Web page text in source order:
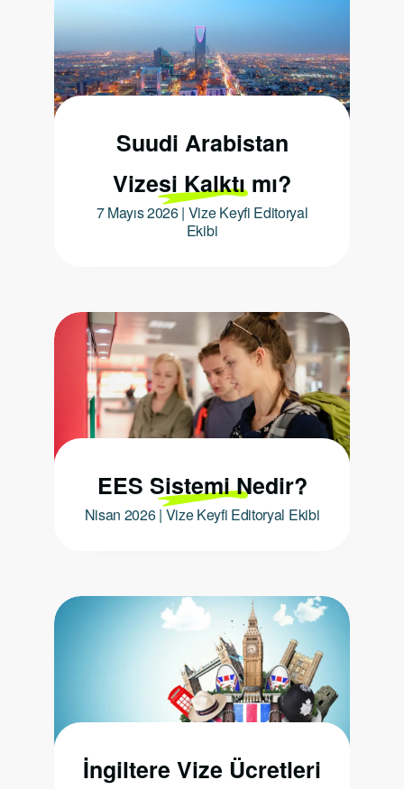
Suudi Arabistan
Vizesi Kalktı mı?
7 Mayıs 2026 | Vize Keyfi Editoryal
Ekibi
EES Sistemi Nedir?
Nisan 2026 | Vize Keyfi Editoryal Ekibi
İngiltere Vize Ücretleri